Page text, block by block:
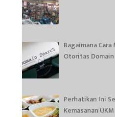
Bagaimana
Otoritas Domain
Perhatikan Ini
Kemasanan UKM